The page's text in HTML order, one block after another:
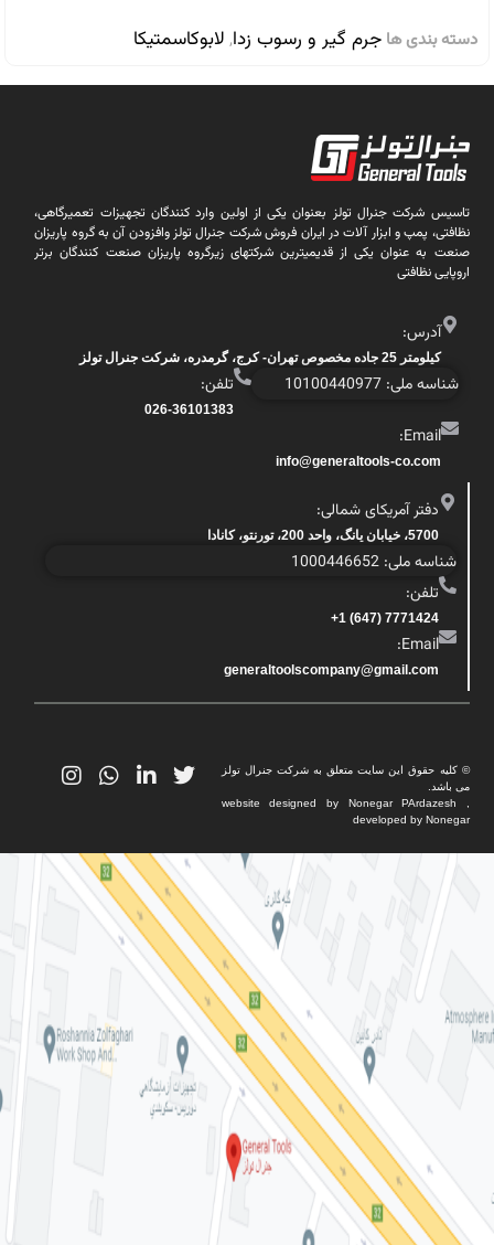
دسته بندی ها جرم گیر و رسوب زدا, لابوکاسمتیکا
تاسیس شرکت جنرال تولز بعنوان یکی از اولین وارد کنندگان تجهیزات تعمیرگاهی،
نظافتی، پمپ و ابزار آلات در ایران فروش شرکت جنرال تولز وافزودن آن به گروه پاریزان
صنعت به عنوان یکی از قدیمیترین شرکتهای زیرگروه پاریزان صنعت کنندگان برتر
اروپایی نظافتی
آدرس:
کیلومتر 25 جاده مخصوص تهران- کرج، گرمدره، شرکت جنرال تولز
شناسه ملی: 10100440977 تلفن:
026-36101383
Email:
info@generaltools-co.com
دفتر آمریکای شمالی:
5700، خیابان یانگ، واحد 200، تورنتو، کانادا
شناسه ملی: 1000446652
تلفن:
7771424 (647) 1+
Email:
generaltoolscompany@gmail.com
© کلیه حقوق این سایت متعلق به شرکت جنرال تولز
می باشد.
website designed by Nonegar PArdazesh ,
developed by Nonegar